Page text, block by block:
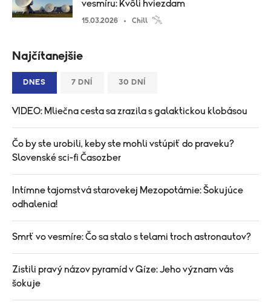
vesmíru: Kvôli hviezdam
15.03.2026 Chill
Najčítanejšie
DNES 7 DNÍ 30 DNÍ
VIDEO: Mliečna cesta sa zrazila s galaktickou klobásou
Čo by ste urobili, keby ste mohli vstúpiť do praveku?
Slovenské sci-fi Časozber
Intímne tajomstvá starovekej Mezopotámie: Šokujúce
odhalenia!​
Smrť vo vesmíre: Čo sa stalo s telami troch astronautov?
Zistili pravý názov pyramíd v Gíze: Jeho význam vás
šokuje